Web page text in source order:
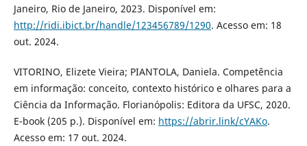
Janeiro, Rio de Janeiro, 2023. Disponível em:
http://ridi.ibict.br/handle/123456789/1290. Acesso em: 18
out. 2024.
VITORINO, Elizete Vieira; PIANTOLA, Daniela. Competência
em informação: conceito, contexto histórico e olhares para a
Ciência da Informação. Florianópolis: Editora da UFSC, 2020.
E-book (205 p.). Disponível em: https://abrir.link/cYAKo.
Acesso em: 17 out. 2024.